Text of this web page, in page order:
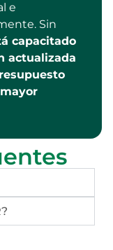
e
Sin
capacitado
actualizada